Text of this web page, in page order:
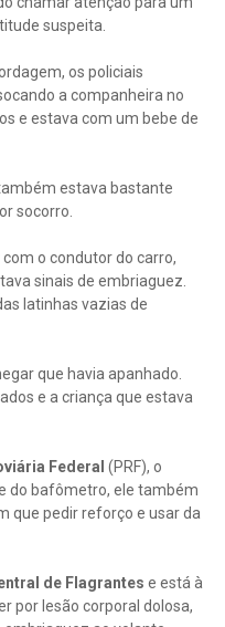
suspeita.
os policiais
a companheira no
e estava com um bebe de
estava bastante
socorro.
o condutor do carro,
sinais de embriaguez.
latinhas vazias de
que havia apanhado.
e a criança que estava
Federal (PRF), o
do bafômetro, ele também
que pedir reforço e usar da
de Flagrantes e está à
por lesão corporal dolosa,